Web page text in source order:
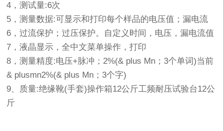
4，测试量:6次
5，测量数据:可显示和打印每个样品的电压值；漏电流
6，过流保护；过压保护。自定义时间，电压，漏电流值
7，液晶显示，全中文菜单操作，打印
8，测量精度:电压+脉冲；2%(& plus Mn；3个单词)当前
& plusmn2%(& plus Mn；3个字)
9、质量:绝缘靴(手套)操作箱12公斤工频耐压试验台12公
斤